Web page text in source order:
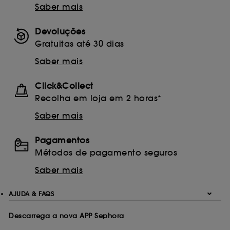
Saber mais
Devoluções
Gratuitas até 30 dias
Saber mais
Click&Collect
Recolha em loja em 2 horas*
Saber mais
Pagamentos
Métodos de pagamento seguros
Saber mais
AJUDA & FAQS
Descarrega a nova APP Sephora
consentimento. Tu podes personalizar as tuas
o botão "personalizar as minhas escolhas" abaixo ou
decidir "aceitar todos" ou "recuzar todos". Tu podes
optar por retirar o teu consentimento a qualquer
Se desejares mais informações sobre os cookies